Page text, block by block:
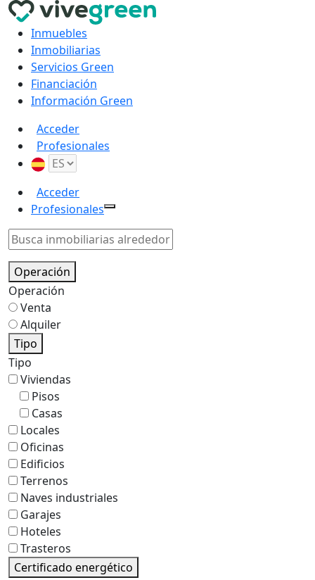
Inmuebles
Inmobiliarias
Servicios Green
Financiación
Información Green
Acceder
Profesionales
Acceder
Profesionales
Operación
Operación
Venta
Alquiler
Tipo
Tipo
Viviendas
Pisos
Casas
Locales
Oficinas
Edificios
Terrenos
Naves industriales
Garajes
Hoteles
Trasteros
Certificado energético